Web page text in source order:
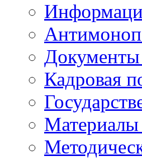
Документы
Кадровая